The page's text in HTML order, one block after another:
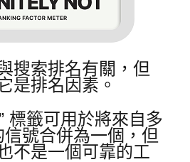
搜索排名有關，但
是排名因素。
標籤可用於將來自多
號合併為一個，但
不是一個可靠的工